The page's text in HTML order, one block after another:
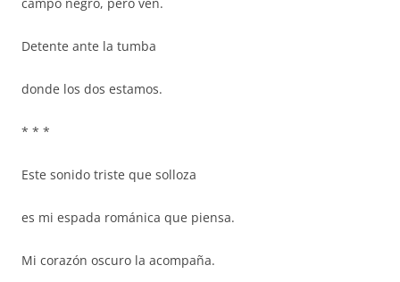
Detente ante la tumba
donde los dos estamos.
* * *
Este sonido triste que solloza
es mi espada románica que piensa.
Mi corazón oscuro la acompaña.